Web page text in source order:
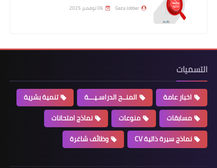
Gaza Jobber 06 نوفمبر 2025
التسميات
اخبار عامة المنــح الدراسـيـــة
تنمية بشرية
مسابقات
منوعات
نماذج امتحانات
نماذج سيرة ذاتية CV
وظائف شاغرة